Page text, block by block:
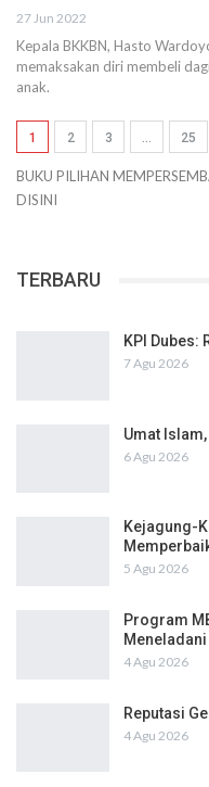
27 Jun 2022
Kepala BKKBN, Hasto
memaksakan diri membeli
anak.
1 2 3 … 25
BUKU PILIHAN
DISINI
TERBARU
KPI Dubes:
7 Agu 2026
Umat
6 Agu 2026
Kejagung-
5 Agu 2026
Program
4 Agu 2026
Reputasi
4 Agu 2026